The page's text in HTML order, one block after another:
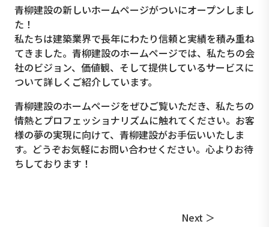
青柳建設の新しいホームページがついにオープンしまし
た！
私たちは建築業界で長年にわたり信頼と実績を積み重ね
てきました。青柳建設のホームページでは、私たちの会
社のビジョン、価値観、そして提供しているサービスに
ついて詳しくご紹介しています。
青柳建設のホームページをぜひご覧いただき、私たちの
情熱とプロフェッショナリズムに触れてください。お客
様の夢の実現に向けて、青柳建設がお手伝いいたしま
す。どうぞお気軽にお問い合わせください。心よりお待
ちしております！
Next ＞